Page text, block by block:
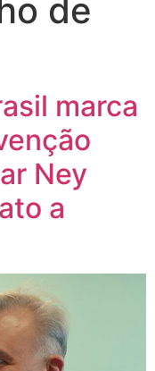
de
marca
Ney
a